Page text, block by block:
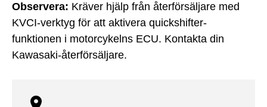
Observera: Kräver hjälp från återförsäljare med
KVCI-verktyg för att aktivera quickshifter-
funktionen i motorcykelns ECU. Kontakta din
Kawasaki-återförsäljare.